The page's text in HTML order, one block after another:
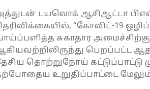
டயலொக் ஆசிஆட்டா
“கோவிட்-19
சுகாதார
பெறப்பட்ட
தொற்றுநோய்
உறுதிப்பாட்டை மேலும்